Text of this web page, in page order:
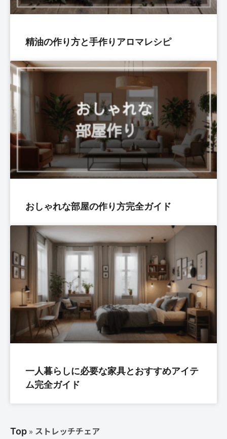
精油の作り方と手作りアロマレシピ
おしゃれな部屋の作り方完全ガイド
一人暮らしに必要な家具とおすすめアイテ
ム完全ガイド
Top » ストレッチチェア